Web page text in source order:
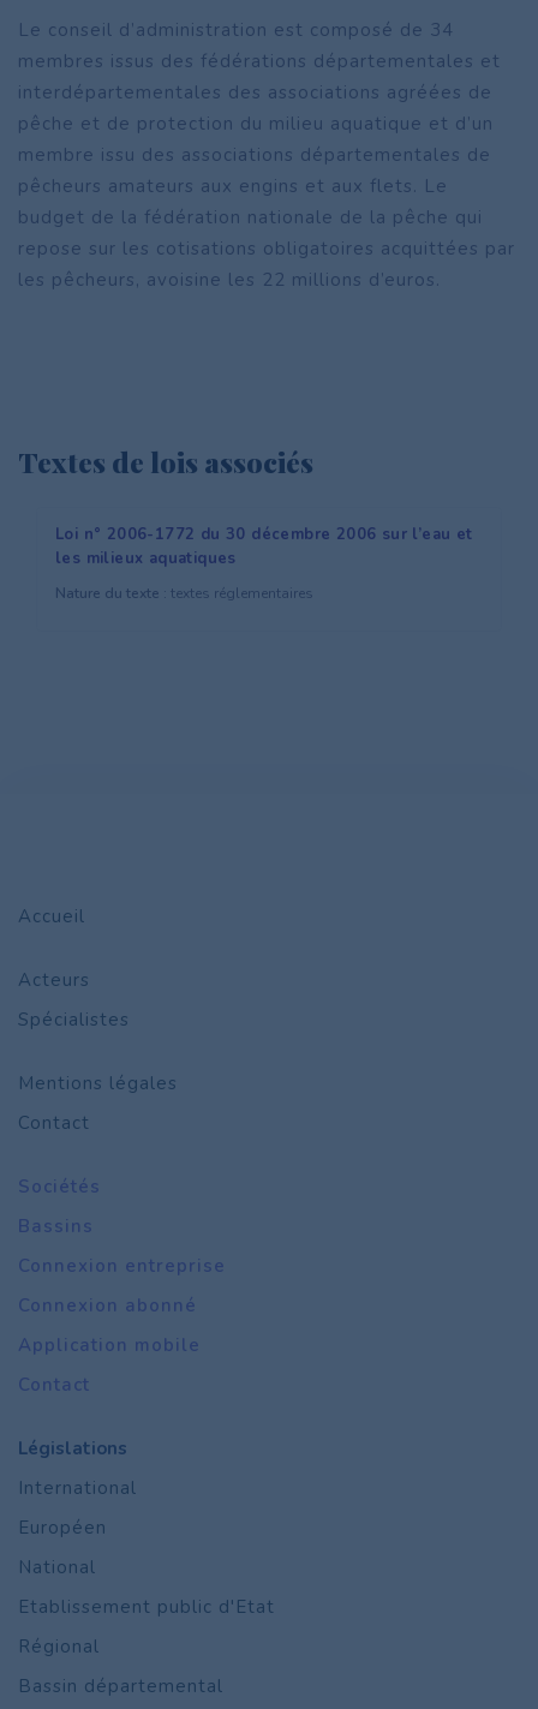
Le conseil d’administration est composé de 34
membres issus des fédérations départementales et
interdépartementales des associations agréées de
pêche et de protection du milieu aquatique et d’un
membre issu des associations départementales de
pêcheurs amateurs aux engins et aux flets. Le
budget de la fédération nationale de la pêche qui
repose sur les cotisations obligatoires acquittées par
les pêcheurs, avoisine les 22 millions d’euros.
Textes de lois associés
Loi n° 2006-1772 du 30 décembre 2006 sur l’eau et
les milieux aquatiques
Nature du texte : textes réglementaires
Accueil
Acteurs
Spécialistes
Mentions légales
Contact
Sociétés
Bassins
Connexion entreprise
Connexion abonné
Application mobile
Contact
Législations
International
Européen
National
Etablissement public d'Etat
Régional
Bassin départemental